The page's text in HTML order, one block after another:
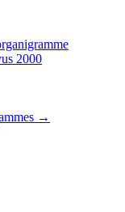
2000
→